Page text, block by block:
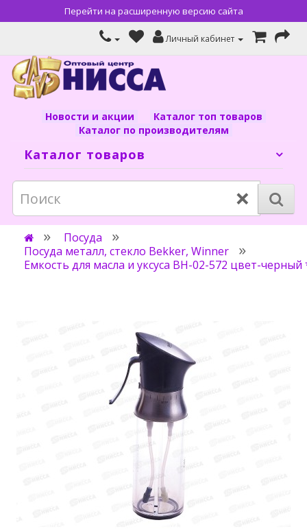
Перейти на расширенную версию сайта
Личный кабинет
Новости и акции
Каталог топ товаров
Каталог по производителям
Каталог товаров
×
Посуда
Посуда металл, стекло Bekker, Winner
Емкость для масла и уксуса ВН-02-572 цвет-черный